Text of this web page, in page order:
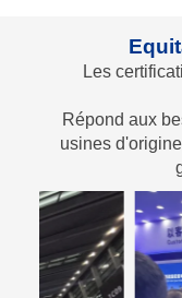
Les
Répond aux
usines